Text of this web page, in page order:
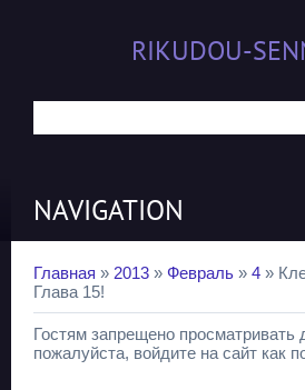
RIKUDOU-
NAVIGATION
Главная » 2013 » Февраль » 4 »
Глава 15!
Гостям запрещено просматривать
пожалуйста, войдите на сайт как